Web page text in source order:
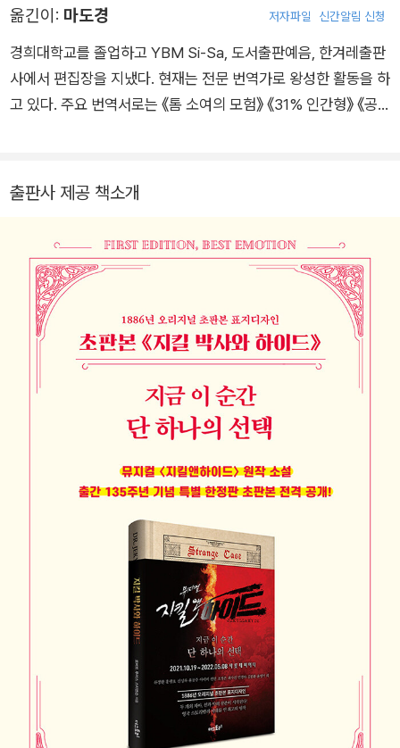
이야기를 들려주곤 했는데, 훗날 그는 『어린이의 시의 정원』에서
유모에게 헌사를 바쳤다. 또한 어린 시절 내내 어머니와 유모에게
이야기를 들려주기도 하고 직접 쓰기도 했다. 1867년 집안의 바
람대로 에든버러 공과대학에 들어갔으나 공학에 흥미를 갖지 못
아버지와 갈등을 빚기도 했다. 1880년 두 아이의 어머니인 이혼
그림을 그리다가 『보물섬』을 집필했다. 이후 어린이 책을 내다가
1886년 자신이 꾼 꿈을 바탕으로 쓴 『지킬 박사와 하이드 씨』를
출간해 즉각적인 성공을 거두었다. 1890년 건강이 악화한 스티
븐슨은 남태평양의 사모아로 이주해 원주민들의 사랑을 받으며
여생을 보냈다. 1894년 44세의 나이에 뇌출혈로 사망했다. 「자
살 클럽」, 『유괴』, 『밸런트레이 귀공자』, 『팔레사의 해변』 등의 작
옮긴이: 마도경 저자파일 신간알림 신청
경희대학교를 졸업하고 YBM Si-Sa, 도서출판예음, 한겨레출판
사에서 편집장을 지냈다. 현재는 전문 번역가로 왕성한 활동을 하
고 있다. 주요 번역서로는 《톰 소여의 모험》 《31% 인간형》 《공
이 있다.
출판사 제공 책소개